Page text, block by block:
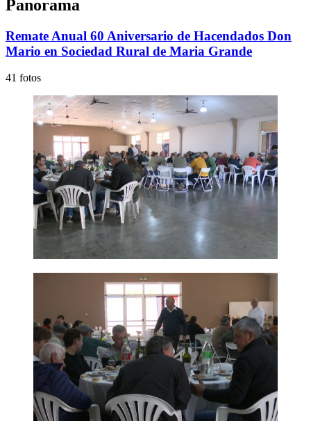
Panorama
Remate Anual 60 Aniversario de Hacendados Don
Mario en Sociedad Rural de Maria Grande
41 fotos